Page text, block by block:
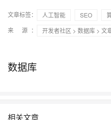
文章标签： 人工智能 SEO
来 源：
开发者社区 > 数据库 > 文
数据库
相关文章